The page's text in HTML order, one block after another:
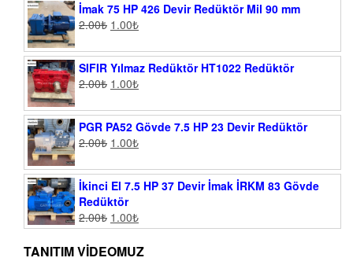
İmak 75 HP 426 Devir Redüktör Mil 90 mm
2.00₺ 1.00₺
SIFIR Yılmaz Redüktör HT1022 Redüktör
2.00₺ 1.00₺
PGR PA52 Gövde 7.5 HP 23 Devir Redüktör
2.00₺ 1.00₺
İkinci El 7.5 HP 37 Devir İmak İRKM 83 Gövde
Redüktör
2.00₺ 1.00₺
TANITIM VIDEOMUZ